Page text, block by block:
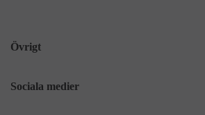
Övrigt
Sociala medier